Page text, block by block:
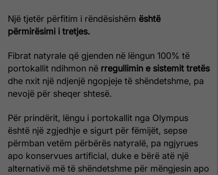
Një tjetër përfitim i rëndësishëm është
përmirësimi i tretjes.
Fibrat natyrale që gjenden në lëngun 100% të
portokallit ndihmon në rregullimin e sistemit tretës
dhe nxit një ndjenjë ngopjeje të shëndetshme, pa
nevojë për sheqer shtesë.
Për prindërit, lëngu i portokallit nga Olympus
është një zgjedhje e sigurt për fëmijët, sepse
përmban vetëm përbërës natyralë, pa ngjyrues
apo konservues artificial, duke e bërë atë një
alternativë më të shëndetshme për mëngjesin apo